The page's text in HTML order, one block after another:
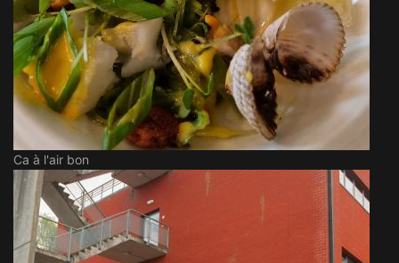
Ca à l'air bon